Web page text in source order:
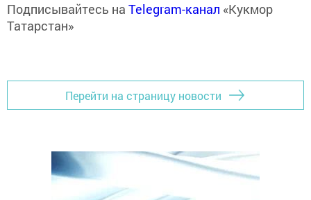
Подписывайтесь на Telegram-канал «Кукмор
Татарстан»
Перейти на страницу новости